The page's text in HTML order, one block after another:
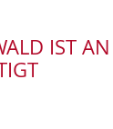
IST AN